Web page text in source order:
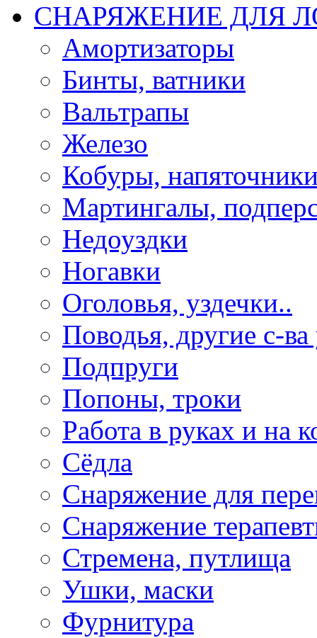
СНАРЯЖЕНИЕ ДЛЯ
Амортизаторы
Бинты, ватники
Вальтрапы
Железо
Кобуры,
Мартингалы,
Недоуздки
Ногавки
Оголовья, уздечки..
Поводья, другие с-
Подпруги
Попоны, троки
Работа в руках и на
Сёдла
Снаряжение для
Снаряжение
Стремена, путлища
Ушки, маски
Фурнитура